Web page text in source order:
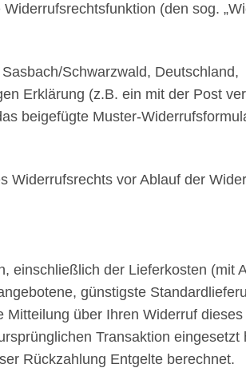
(den sog.
Schwarzwald, Deutschland,
Erklärung (z.B. ein mit der Post
beigefügte Muster-
Widerrufsrechts vor Ablauf der
einschließlich der Lieferkosten (mit
günstigste
über Ihren Widerruf
Transaktion eingesetzt
Rückzahlung Entgelte berechnet.